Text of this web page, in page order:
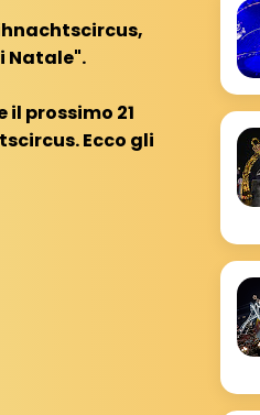
Natale".
prossimo 21
Ecco gli